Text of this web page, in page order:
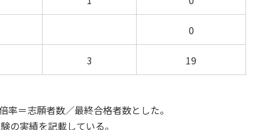
0
3 19
＝志願者数／最終合格者数とした。
の実績を記載している。